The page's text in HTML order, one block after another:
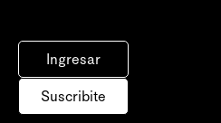
Ingresar
Suscribite